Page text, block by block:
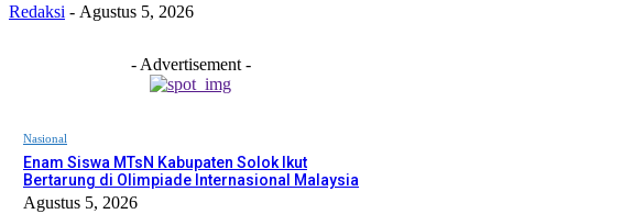
Redaksi - Agustus 5, 2026
- Advertisement -
Nasional
Enam Siswa MTsN Kabupaten Solok Ikut
Bertarung di Olimpiade Internasional Malaysia
Agustus 5, 2026